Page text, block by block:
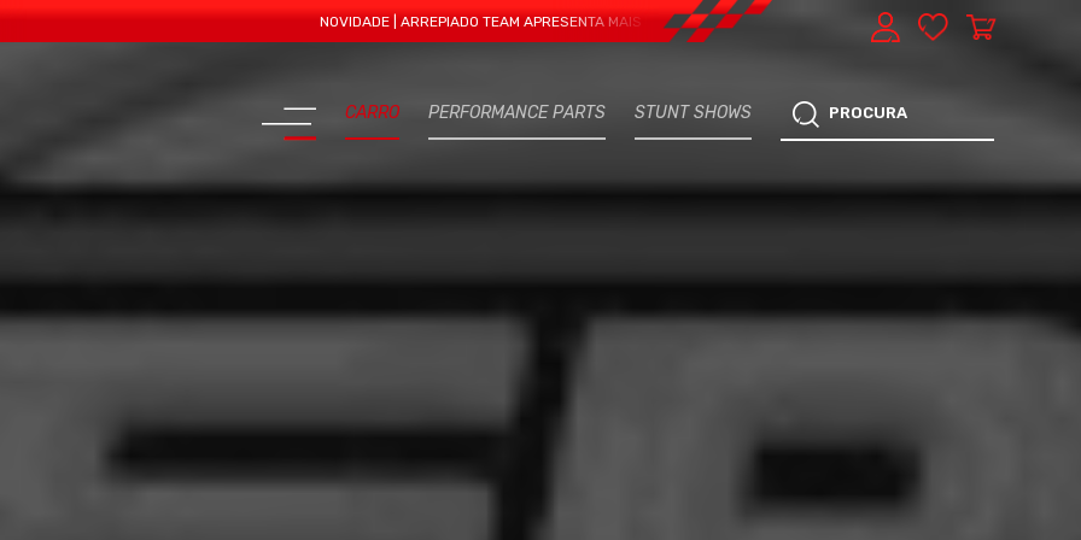
NOVIDADE | ARREPIADO TEAM APRESENTA MAIS UMA VERTENTE - EXPRESS CAR SERVICE, MANUTENÇÃO DO TEU CARRO
CARRO PERFORMANCE PARTS STUNT SHOWS